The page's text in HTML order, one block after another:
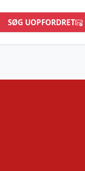
SØG UOPFORDRET